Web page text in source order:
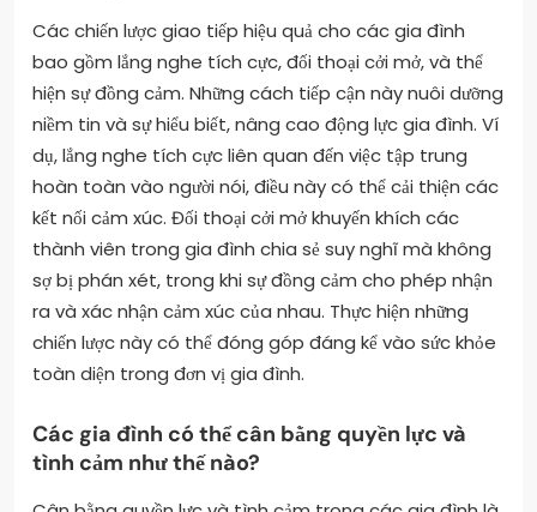
Các chiến lược giao tiếp hiệu quả cho các gia đình
bao gồm lắng nghe tích cực, đối thoại cởi mở, và thể
hiện sự đồng cảm. Những cách tiếp cận này nuôi dưỡng
niềm tin và sự hiểu biết, nâng cao động lực gia đình. Ví
dụ, lắng nghe tích cực liên quan đến việc tập trung
hoàn toàn vào người nói, điều này có thể cải thiện các
kết nối cảm xúc. Đối thoại cởi mở khuyến khích các
thành viên trong gia đình chia sẻ suy nghĩ mà không
sợ bị phán xét, trong khi sự đồng cảm cho phép nhận
ra và xác nhận cảm xúc của nhau. Thực hiện những
chiến lược này có thể đóng góp đáng kể vào sức khỏe
toàn diện trong đơn vị gia đình.
Các gia đình có thể cân bằng quyền lực và
tình cảm như thế nào?